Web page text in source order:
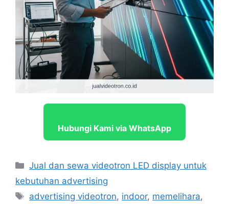
Hubungi Kami via WhatsApp
Categories
Jual dan sewa videotron LED display untuk
kebutuhan advertising
Tags
advertising videotron, indoor, memelihara,